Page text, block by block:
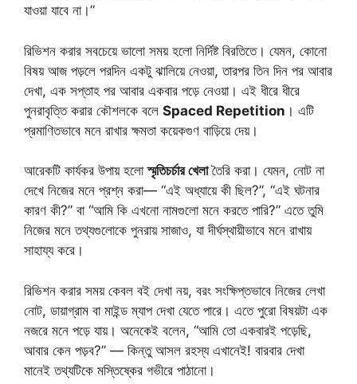
যাওয়া যাবে না।”
রিভিশন করার সবচেয়ে ভালো সময় হলো নির্দিষ্ট বিরতিতে। যেমন, কোনো
বিষয় আজ পড়লে পরদিন একটু ঝালিয়ে নেওয়া, তারপর তিন দিন পর আবার
দেখা, এক সপ্তাহ পর আবার একবার পড়ে নেওয়া। এই ধীরে ধীরে
পুনরাবৃত্তি করার কৌশলকে বলে Spaced Repetition । এটি
প্রমাণিতভাবে মনে রাখার ক্ষমতা কয়েকগুণ বাড়িয়ে দেয়।
আরেকটি কার্যকর উপায় হলোস্মৃতিচর্চার খেলাতৈরি করা। যেমন, নোট না
দেখে নিজের মনে প্রশ্ন করা— “এই অধ্যায়ে কী ছিল?”, “এই ঘটনার
কারণ কী?” বা “আমি কি এখনো নামগুলো মনে করতে পারি?” এতে তুমি
নিজের মনে তথ্যগুলোকে পুনরায় সাজাও, যা দীর্ঘস্থায়ীভাবে মনে রাখায়
সাহায্য করে।
রিভিশন করার সময় কেবল বই দেখা নয়, বরং সংক্ষিপ্তভাবে নিজের লেখা
নোট, ডায়াগ্রাম বা মাইন্ড ম্যাপ দেখা যেতে পারে। এতে পুরো বিষয়টা এক
নজরে মনে পড়ে যায়। অনেকেই বলেন, “আমি তো একবারই পড়েছি,
আবার কেন পড়ব?” — কিন্তু আসল রহস্য এখানেই! বারবার দেখা
মানেই তথ্যটিকে মস্তিষ্কের গভীরে পাঠানো।